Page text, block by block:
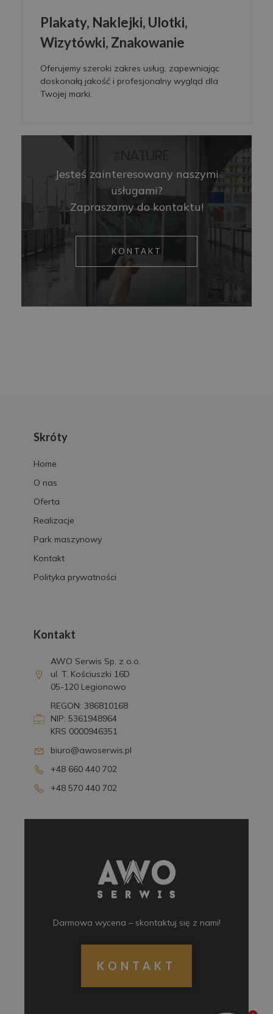
Plakaty, Naklejki, Ulotki,
Wizytówki, Znakowanie
Oferujemy szeroki zakres usług, zapewniając
doskonałą jakość i profesjonalny wygląd dla
Twojej marki.
Jesteś zainteresowany naszymi
usługami?
Zapraszamy do kontaktu!
KONTAKT
Skróty
Home
O nas
Oferta
Realizacje
Park maszynowy
Kontakt
Polityka prywatności
Kontakt
AWO Serwis Sp. z o.o.
ul. T. Kościuszki 16D
05-120 Legionowo
REGON: 386810168
NIP: 5361948964
KRS 0000946351
biuro@awoserwis.pl
+48 660 440 702
+48 570 440 702
Darmowa wycena – skontaktuj się z nami!
KONTAKT